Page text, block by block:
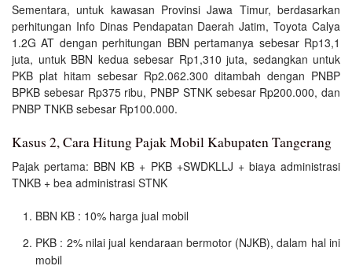
Sementara, untuk kawasan Provinsi Jawa Timur, berdasarkan
perhitungan Info Dinas Pendapatan Daerah Jatim, Toyota Calya
1.2G AT dengan perhitungan BBN pertamanya sebesar Rp13,1
juta, untuk BBN kedua sebesar Rp1,310 juta, sedangkan untuk
PKB plat hitam sebesar Rp2.062.300 ditambah dengan PNBP
BPKB sebesar Rp375 ribu, PNBP STNK sebesar Rp200.000, dan
PNBP TNKB sebesar Rp100.000.
Kasus 2, Cara Hitung Pajak Mobil Kabupaten Tangerang
Pajak pertama: BBN KB + PKB +SWDKLLJ + biaya administrasi
TNKB + bea administrasi STNK
BBN KB : 10% harga jual mobil
PKB : 2% nilai jual kendaraan bermotor (NJKB), dalam hal ini
mobil